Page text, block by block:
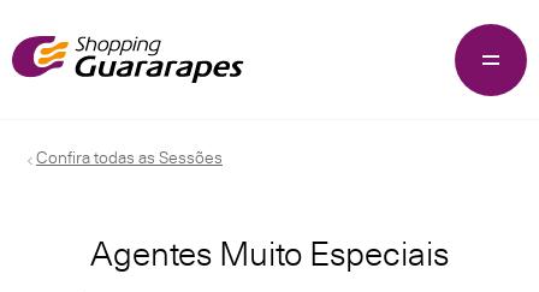
Confira todas as Sessões
Agentes Muito Especiais